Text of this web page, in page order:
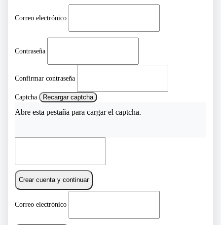
Correo electrónico
Contraseña
Confirmar contraseña
Captcha Recargar captcha
Abre esta pestaña para cargar el captcha.
Crear cuenta y continuar
Correo electrónico